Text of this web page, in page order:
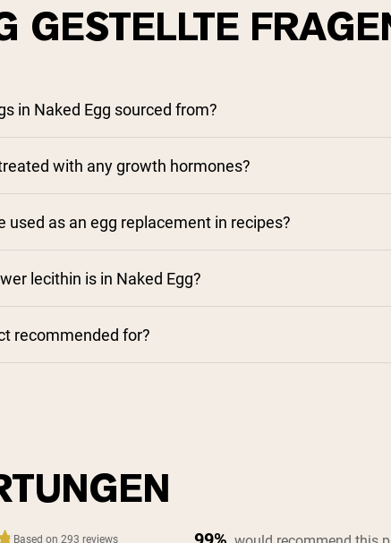
GESTELLTE
in Naked Egg sourced from?
with any growth hormones?
used as an egg replacement in recipes?
lecithin is in Naked Egg?
recommended for?
Based on 293 reviews